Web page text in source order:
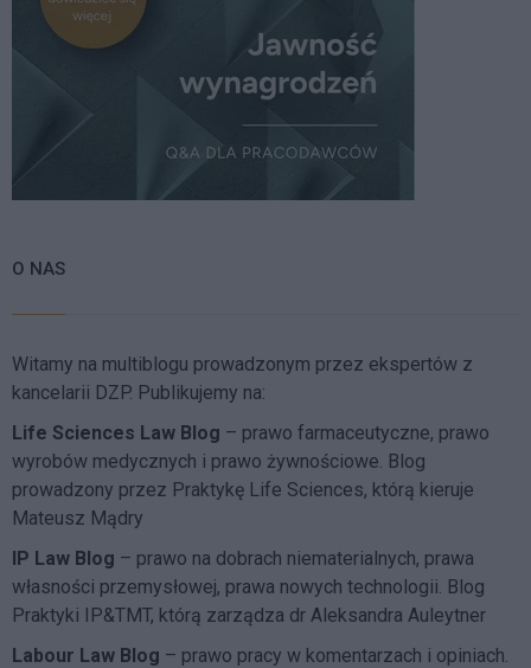
O NAS
Witamy na multiblogu prowadzonym przez ekspertów z
kancelarii DZP. Publikujemy na:
Life Sciences Law Blog – prawo farmaceutyczne, prawo
wyrobów medycznych i prawo żywnościowe. Blog
prowadzony przez Praktykę Life Sciences, którą kieruje
Mateusz Mądry
IP Law Blog – prawo na dobrach niematerialnych, prawa
własności przemysłowej, prawa nowych technologii. Blog
Praktyki IP&TMT, którą zarządza dr Aleksandra Auleytner
Labour Law Blog – prawo pracy w komentarzach i opiniach.